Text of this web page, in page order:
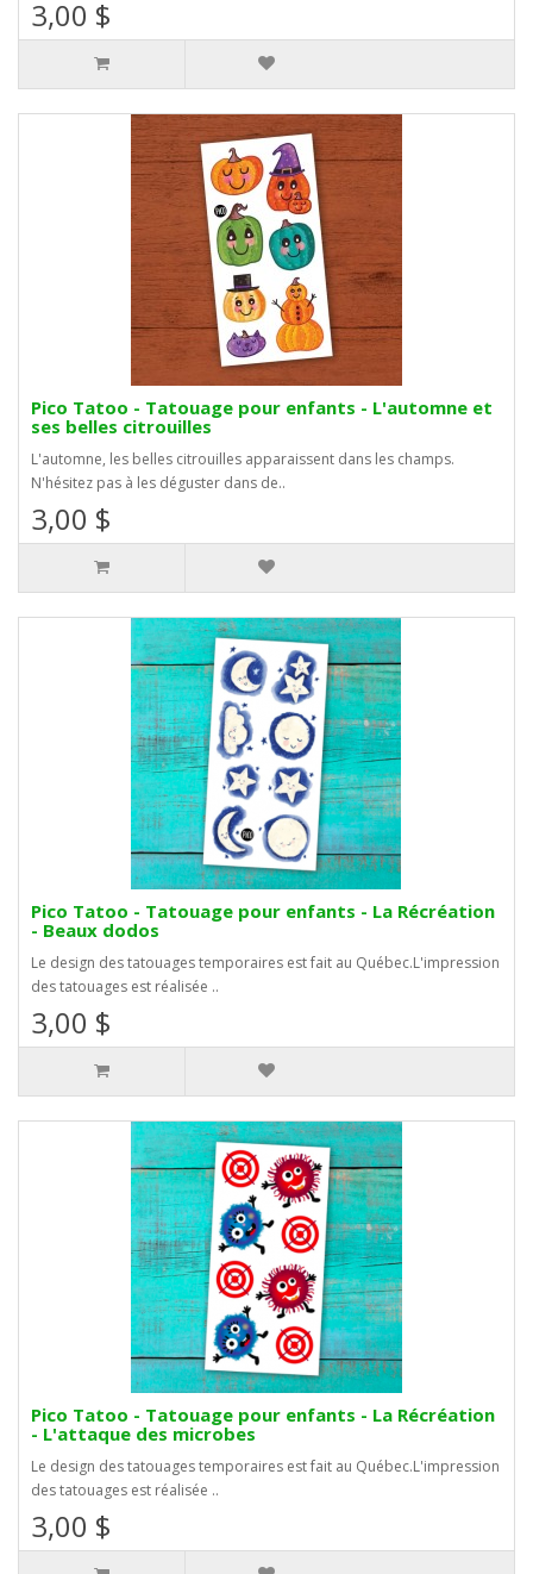
3,00 $
Pico Tatoo - Tatouage pour enfants - L'automne et
ses belles citrouilles
L'automne, les belles citrouilles apparaissent dans les champs.
N'hésitez pas à les déguster dans de..
3,00 $
Pico Tatoo - Tatouage pour enfants - La Récréation
- Beaux dodos
Le design des tatouages temporaires est fait au Québec.L'impression
des tatouages est réalisée ..
3,00 $
Pico Tatoo - Tatouage pour enfants - La Récréation
- L'attaque des microbes
Le design des tatouages temporaires est fait au Québec.L'impression
des tatouages est réalisée ..
3,00 $